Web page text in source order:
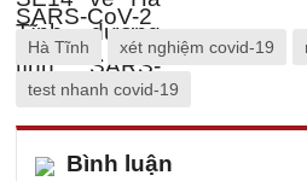
Hà Tĩnh xét nghiệm covid-19
test nhanh covid-19
Bình luận